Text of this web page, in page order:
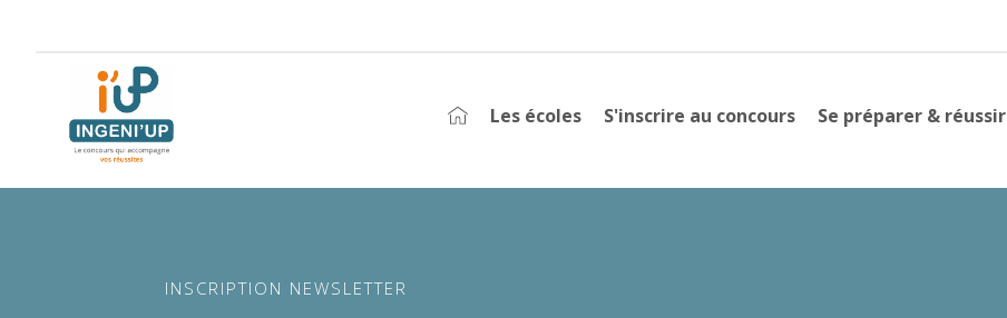
Les écoles S'inscrire au concours Se préparer & réussir
INSCRIPTION NEWSLETTER